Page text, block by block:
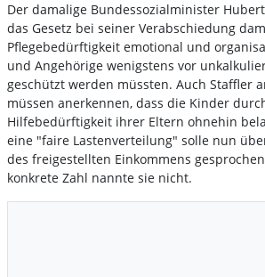
Der damalige Bundessozialminister
das Gesetz bei seiner Verabschiedung
Pflegebedürftigkeit emotional und
und Angehörige wenigstens vor
geschützt werden müssten. Auch Staffler
müssen anerkennen, dass die Kinder
Hilfebedürftigkeit ihrer Eltern ohnehin
eine "faire Lastenverteilung" solle nun
des freigestellten Einkommens
konkrete Zahl nannte sie nicht.